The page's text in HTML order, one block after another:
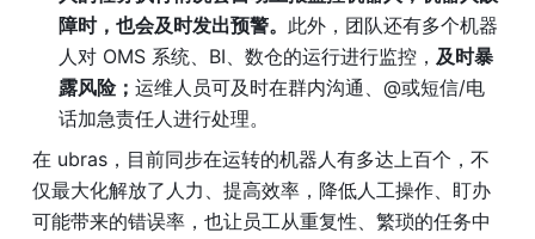
障时，也会及时发出预警。 此外，团队还有多个机器
人对 OMS 系统、BI、数仓的运行进行监控， 及时暴
露风险； 运维人员可及时在群内沟通、@或短信/电
话加急责任人进行处理。
在 ubras，目前同步在运转的机器人有多达上百个，不
仅最大化解放了人力、提高效率，降低人工操作、盯办
可能带来的错误率，也让员工从重复性、繁琐的任务中